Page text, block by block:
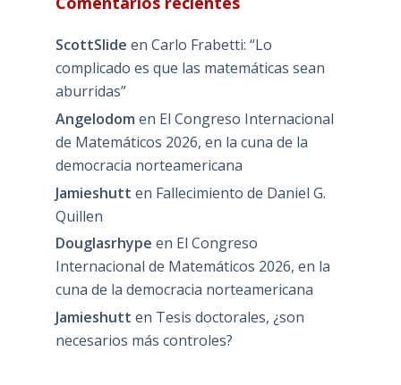
ScottSlide en Carlo Frabetti: “Lo
complicado es que las matemáticas sean
aburridas”
Angelodom en El Congreso Internacional
de Matemáticos 2026, en la cuna de la
democracia norteamericana
Jamieshutt en Fallecimiento de Daniel G.
Quillen
Douglasrhype en El Congreso
Internacional de Matemáticos 2026, en la
cuna de la democracia norteamericana
Jamieshutt en Tesis doctorales, ¿son
necesarios más controles?